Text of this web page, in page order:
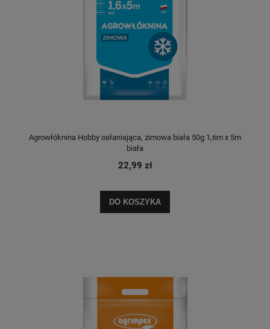
Agrowłóknina Hobby osłaniająca, zimowa biała 50g 1,6m x 5m
biała
22,99 zł
DO KOSZYKA